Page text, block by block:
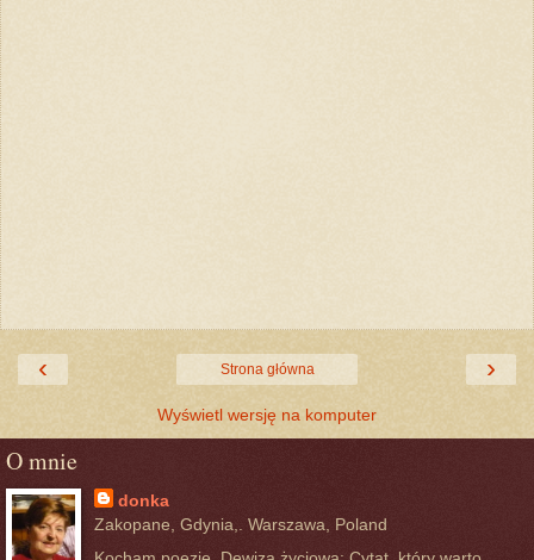
‹ ›
Strona główna
Wyświetl wersję na komputer
O mnie
donka
Zakopane, Gdynia,. Warszawa, Poland